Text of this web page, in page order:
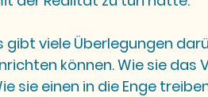
gibt viele Überlegungen
können. Wie sie das
sie einen in die Enge